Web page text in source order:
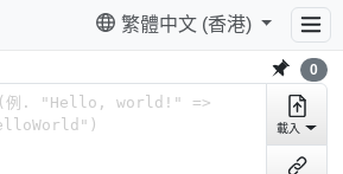
繁體中文 (香港)
0
載入